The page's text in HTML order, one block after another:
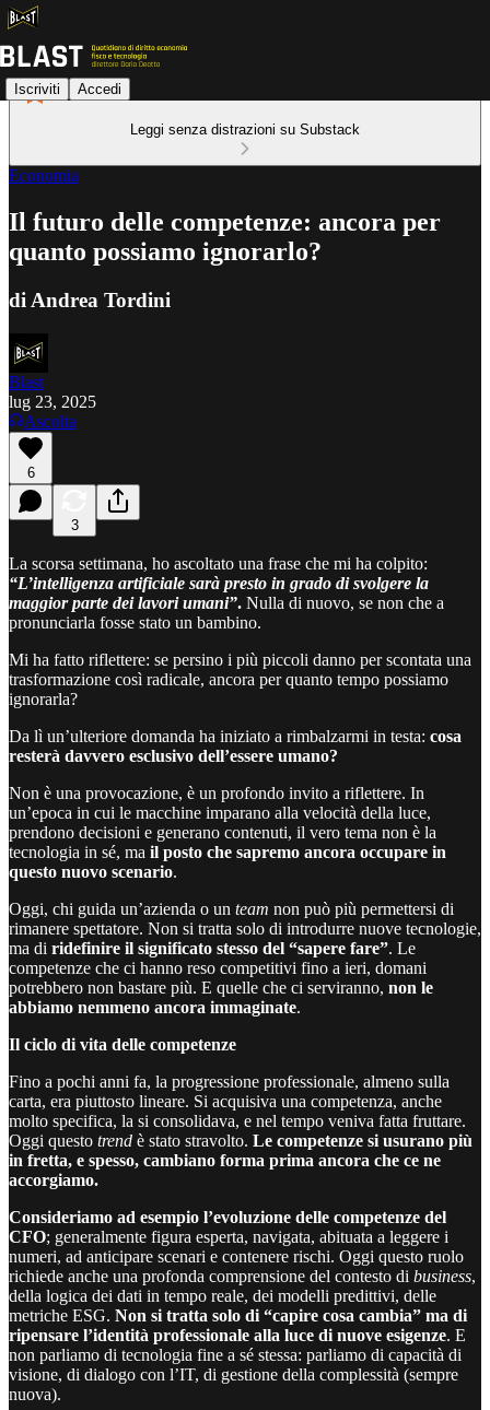
Iscriviti Accedi
Leggi senza distrazioni su Substack
Economia
Il futuro delle competenze: ancora per
quanto possiamo ignorarlo?
di Andrea Tordini
Blast
lug 23, 2025
Ascolta
6
3
La scorsa settimana, ho ascoltato una frase che mi ha colpito:
“L’intelligenza artificiale sarà presto in grado di svolgere la
maggior parte dei lavori umani”. Nulla di nuovo, se non che a
pronunciarla fosse stato un bambino.
Mi ha fatto riflettere: se persino i più piccoli danno per scontata una
trasformazione così radicale, ancora per quanto tempo possiamo
ignorarla?
Da lì un’ulteriore domanda ha iniziato a rimbalzarmi in testa: cosa
resterà davvero esclusivo dell’essere umano?
Non è una provocazione, è un profondo invito a riflettere. In
un’epoca in cui le macchine imparano alla velocità della luce,
prendono decisioni e generano contenuti, il vero tema non è la
tecnologia in sé, ma il posto che sapremo ancora occupare in
questo nuovo scenario.
Oggi, chi guida un’azienda o un team non può più permettersi di
rimanere spettatore. Non si tratta solo di introdurre nuove tecnologie,
ma di ridefinire il significato stesso del “sapere fare”. Le
competenze che ci hanno reso competitivi fino a ieri, domani
potrebbero non bastare più. E quelle che ci serviranno, non le
abbiamo nemmeno ancora immaginate.
Il ciclo di vita delle competenze
Fino a pochi anni fa, la progressione professionale, almeno sulla
carta, era piuttosto lineare. Si acquisiva una competenza, anche
molto specifica, la si consolidava, e nel tempo veniva fatta fruttare.
Oggi questo trend è stato stravolto. Le competenze si usurano più
in fretta, e spesso, cambiano forma prima ancora che ce ne
accorgiamo.
Consideriamo ad esempio l’evoluzione delle competenze del
CFO; generalmente figura esperta, navigata, abituata a leggere i
numeri, ad anticipare scenari e contenere rischi. Oggi questo ruolo
richiede anche una profonda comprensione del contesto di business,
della logica dei dati in tempo reale, dei modelli predittivi, delle
metriche ESG. Non si tratta solo di “capire cosa cambia” ma di
ripensare l’identità professionale alla luce di nuove esigenze. E
non parliamo di tecnologia fine a sé stessa: parliamo di capacità di
visione, di dialogo con l’IT, di gestione della complessità (sempre
nuova).